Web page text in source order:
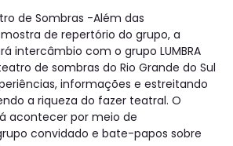
de Sombras -Além das
de repertório do grupo, a
intercâmbio com o grupo LUMBRA
de sombras do Rio Grande do Sul
informações e estreitando
a riqueza do fazer teatral. O
acontecer por meio de
convidado e bate-papos sobre